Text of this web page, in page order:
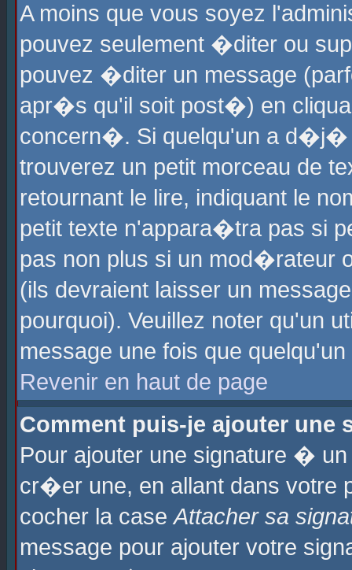
A moins que vous soyez
pouvez seulement �diter ou
pouvez �diter un message
apr�s qu'il soit post�) en
concern�. Si quelqu'un a
trouverez un petit morceau de
retournant le lire, indiquant le
petit texte n'appara�tra pas si
pas non plus si un mod�rateur
(ils devraient laisser un
pourquoi). Veuillez noter qu'un
message une fois que
Revenir en haut de page
Comment puis-je ajouter une
Pour ajouter une signature �
cr�er une, en allant dans
cocher la caseAttacher sa
message pour ajouter votre